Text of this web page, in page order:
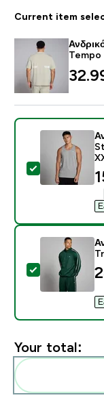
Current item
Tempo
Select this
Select this
Your total: